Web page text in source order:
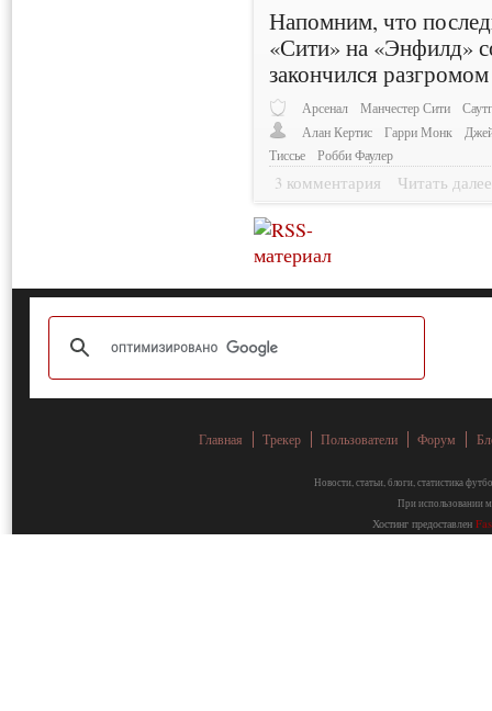
Напомним, что
«Сити» на «Энфилд»
закончился
Арсенал Манчестер Сити
Алан Кертис
Гарри Монк
Тиссье
Робби Фаулер
3 комментария Читать далее
Главная Трекер Пользователи Форум
Новости, статьи, блоги, статистика
При использовании
Хостинг предоставлен